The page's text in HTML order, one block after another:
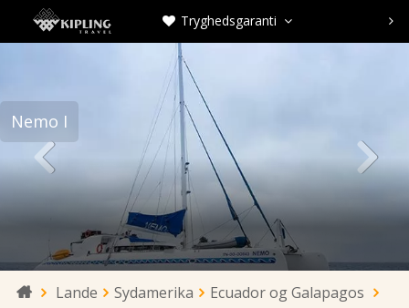
 Tryghedsgaranti  
Nemo I
 
 Lande Sydamerika
Ecuador og Galapagos